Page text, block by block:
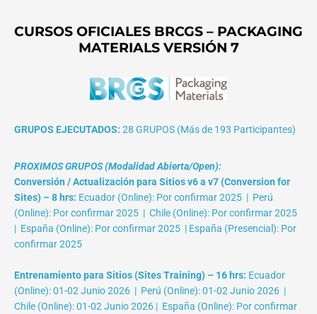
CURSOS OFICIALES BRCGS – PACKAGING
MATERIALS VERSIÓN 7
GRUPOS EJECUTADOS: 28 GRUPOS (Más de 193 Participantes)
PROXIMOS GRUPOS (Modalidad Abierta/Open):
Conversión / Actualización para Sitios v6 a v7 (Conversion for
Sites) – 8 hrs: Ecuador (Online): Por confirmar 2025 | Perú
(Online): Por confirmar 2025 | Chile (Online): Por confirmar 2025
| España (Online): Por confirmar 2025 | España (Presencial): Por
confirmar 2025
Entrenamiento para Sitios (Sites Training) – 16 hrs: Ecuador
(Online): 01-02 Junio 2026 | Perú (Online): 01-02 Junio 2026 |
Chile (Online): 01-02 Junio 2026 | España (Online): Por confirmar